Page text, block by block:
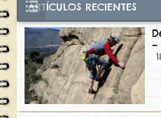
ARTÍCULOS RECIENTES
–